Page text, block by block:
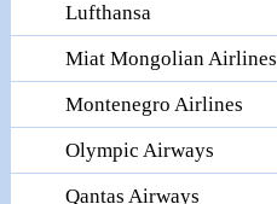
Lufthansa
Miat Mongolian Airlines
Montenegro Airlines
Olympic Airways
Qantas Airways